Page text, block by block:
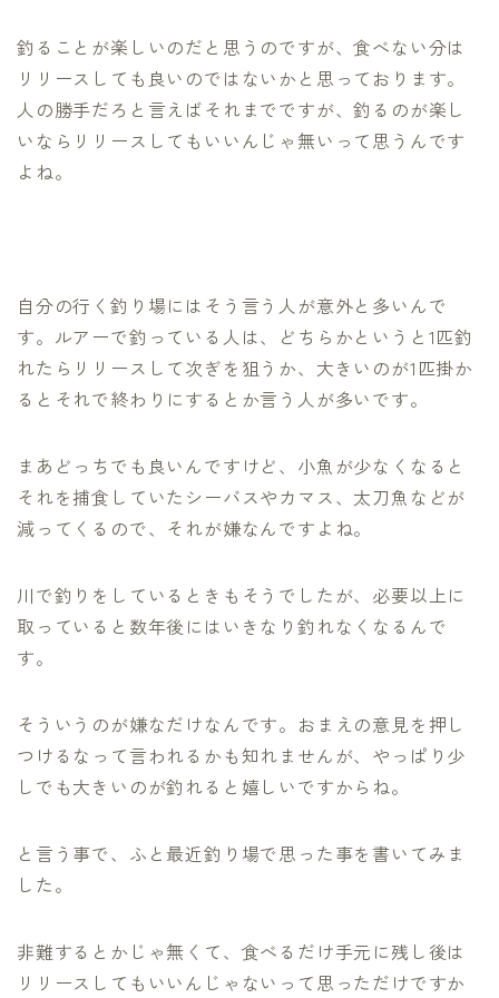
釣ることが楽しいのだと思うのですが、食べない分は
リリースしても良いのではないかと思っております。
人の勝手だろと言えばそれまでですが、釣るのが楽し
いならリリースしてもいいんじゃ無いって思うんです
よね。
自分の行く釣り場にはそう言う人が意外と多いんで
す。ルアーで釣っている人は、どちらかというと1匹釣
れたらリリースして次ぎを狙うか、大きいのが1匹掛か
るとそれで終わりにするとか言う人が多いです。
まあどっちでも良いんですけど、小魚が少なくなると
それを捕食していたシーバスやカマス、太刀魚などが
減ってくるので、それが嫌なんですよね。
川で釣りをしているときもそうでしたが、必要以上に
取っていると数年後にはいきなり釣れなくなるんで
す。
そういうのが嫌なだけなんです。おまえの意見を押し
つけるなって言われるかも知れませんが、やっぱり少
しでも大きいのが釣れると嬉しいですからね。
と言う事で、ふと最近釣り場で思った事を書いてみま
した。
非難するとかじゃ無くて、食べるだけ手元に残し後は
リリースしてもいいんじゃないって思っただけですか